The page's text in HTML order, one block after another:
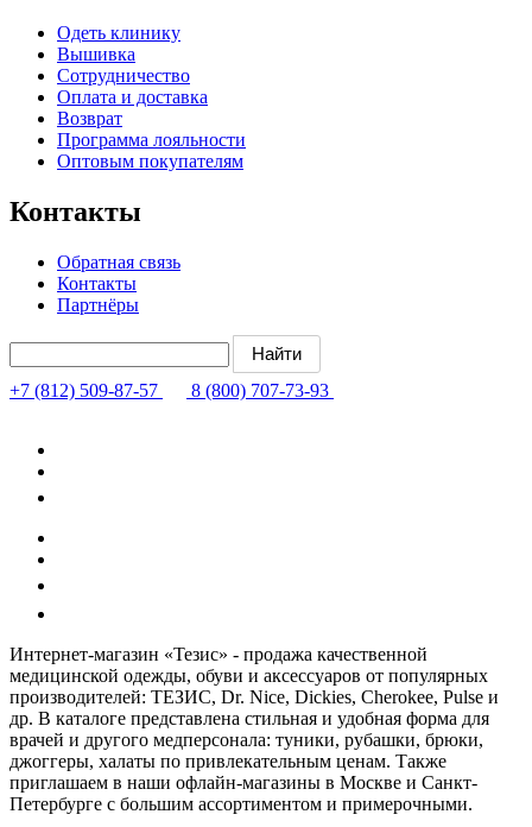
Одеть клинику
Вышивка
Сотрудничество
Оплата и доставка
Возврат
Программа лояльности
Оптовым покупателям
Контакты
Обратная связь
Контакты
Партнёры
+7 (812) 509-87-57 8 (800) 707-73-93
Интернет-магазин «Тезис» - продажа качественной
медицинской одежды, обуви и аксессуаров от популярных
производителей: ТЕЗИС, Dr. Nice, Dickies, Cherokee, Pulse и
др. В каталоге представлена стильная и удобная форма для
врачей и другого медперсонала: туники, рубашки, брюки,
джоггеры, халаты по привлекательным ценам. Также
приглашаем в наши офлайн-магазины в Москве и Санкт-
Петербурге с большим ассортиментом и примерочными.